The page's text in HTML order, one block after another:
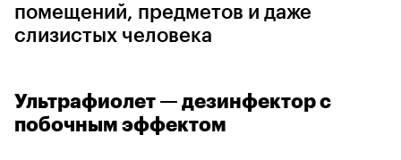
помещений, предметов и даже
слизистых человека
Ультрафиолет — дезинфектор с
побочным эффектом